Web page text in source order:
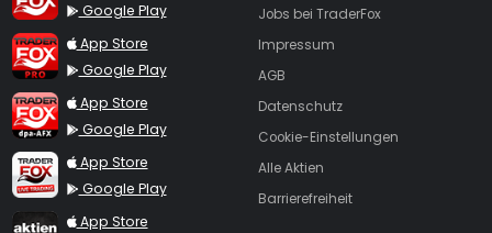
Google Play
TraderFox Pro
App Store
Google Play
TraderFox dpa-AFX ProFeed
App Store
Google Play
TraderFox Live Trading
App Store
Google Play
TraderFox aktien Magazin
App Store
Jobs bei TraderFox
Impressum
AGB
Datenschutz
Cookie-Einstellungen
Alle Aktien
Barrierefreiheit